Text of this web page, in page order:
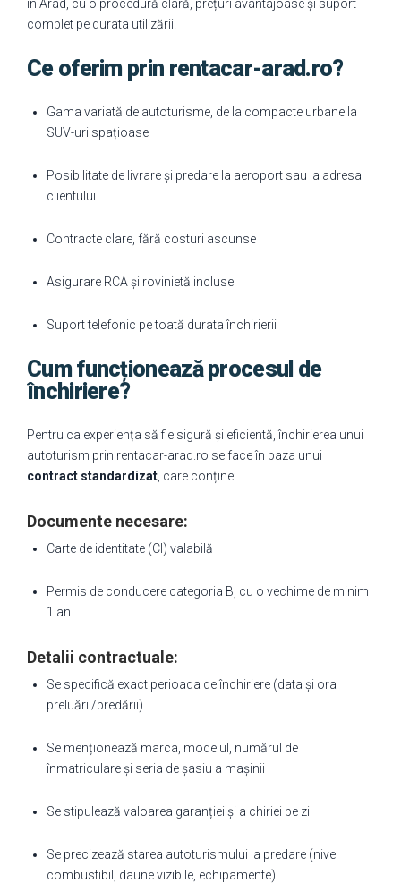
în Arad, cu o procedură clară, prețuri avantajoase și suport
complet pe durata utilizării.
Ce oferim prin rentacar-arad.ro?
Gama variată de autoturisme, de la compacte urbane la
SUV-uri spațioase
Posibilitate de livrare și predare la aeroport sau la adresa
clientului
Contracte clare, fără costuri ascunse
Asigurare RCA și rovinietă incluse
Suport telefonic pe toată durata închirierii
Cum funcționează procesul de
închiriere?
Pentru ca experiența să fie sigură și eficientă, închirierea unui
autoturism prin rentacar-arad.ro se face în baza unui
contract standardizat , care conține:
Documente necesare:
Carte de identitate (CI) valabilă
Permis de conducere categoria B, cu o vechime de minim
1 an
Detalii contractuale:
Se specifică exact perioada de închiriere (data și ora
preluării/predării)
Se menționează marca, modelul, numărul de
înmatriculare și seria de șasiu a mașinii
Se stipulează valoarea garanției și a chiriei pe zi
Se precizează starea autoturismului la predare (nivel
combustibil, daune vizibile, echipamente)